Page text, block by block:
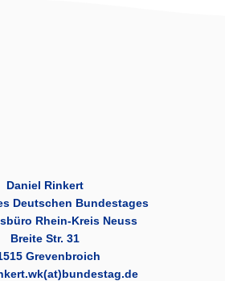
Daniel Rinkert
Deutschen Bundestages
Rhein-Kreis Neuss
Breite Str. 31
Grevenbroich